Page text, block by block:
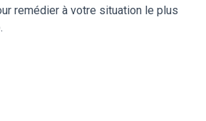
remédier à votre situation le plus